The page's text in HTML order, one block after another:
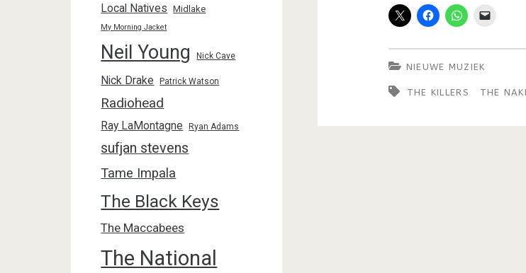
NIEUWE MUZIEK
THE KILLERS THE
Local Natives Midlake
My Morning Jacket
Neil Young Nick Cave
Nick Drake Patrick Watson
Radiohead
Ray LaMontagne Ryan Adams
sufjan stevens
Tame Impala
The Black Keys
The Maccabees
The National